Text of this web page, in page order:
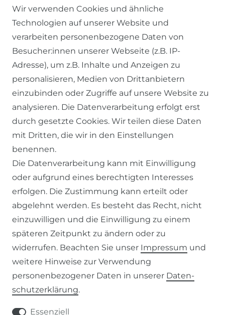
SERVICE
KONTAKT
ZAHLUNG & VERSAND
WIDERRUFSFORMULAR
RECHTLICHES
WIDERRUFSRECHT
IMPRESSUM
Wir verwenden Cookies und ähnliche
Technologien auf unserer Website und
verarbeiten personenbezogene Daten von
Besucher:innen unserer Webseite (z.B. IP-
Adresse), um z.B. Inhalte und Anzeigen zu
personalisieren, Medien von Drittanbietern
einzubinden oder Zugriffe auf unsere Website zu
analysieren. Die Datenverarbeitung erfolgt erst
durch gesetzte Cookies. Wir teilen diese Daten
mit Dritten, die wir in den Einstellungen
benennen.
Die Datenverarbeitung kann mit Einwilligung
oder aufgrund eines berechtigten Interesses
erfolgen. Die Zustimmung kann erteilt oder
abgelehnt werden. Es besteht das Recht, nicht
einzuwilligen und die Einwilligung zu einem
späteren Zeitpunkt zu ändern oder zu
widerrufen. Beachten Sie unser Impressum und
weitere Hinweise zur Verwendung
personenbezogener Daten in unserer Daten­
schutz­erklärung.
Essenziell